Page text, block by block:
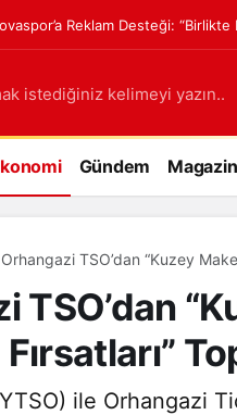
Reklam Desteği: “Birlikte
istediğiniz kelimeyi yazın..
Gündem Magazin
TSO’dan “Kuzey
TSO’dan
ile Orhangazi